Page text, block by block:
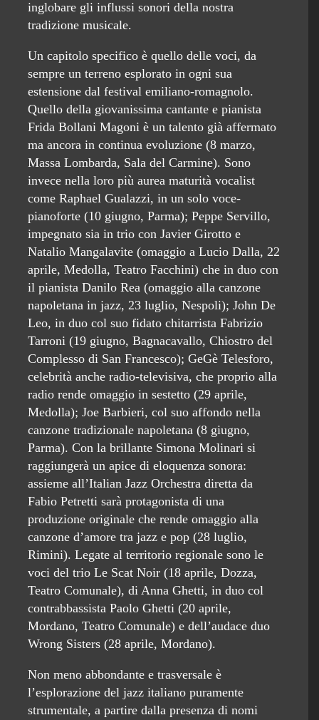
inglobare gli influssi sonori della nostra
tradizione musicale.
Un capitolo specifico è quello delle voci, da
sempre un terreno esplorato in ogni sua
estensione dal festival emiliano-romagnolo.
Quello della giovanissima cantante e pianista
Frida Bollani Magoni è un talento già affermato
ma ancora in continua evoluzione (8 marzo,
Massa Lombarda, Sala del Carmine). Sono
invece nella loro più aurea maturità vocalist
come Raphael Gualazzi, in un solo voce-
pianoforte (10 giugno, Parma); Peppe Servillo,
impegnato sia in trio con Javier Girotto e
Natalio Mangalavite (omaggio a Lucio Dalla, 22
aprile, Medolla, Teatro Facchini) che in duo con
il pianista Danilo Rea (omaggio alla canzone
napoletana in jazz, 23 luglio, Nespoli); John De
Leo, in duo col suo fidato chitarrista Fabrizio
Tarroni (19 giugno, Bagnacavallo, Chiostro del
Complesso di San Francesco); GeGè Telesforo,
celebrità anche radio-televisiva, che proprio alla
radio rende omaggio in sestetto (29 aprile,
Medolla); Joe Barbieri, col suo affondo nella
canzone tradizionale napoletana (8 giugno,
Parma). Con la brillante Simona Molinari si
raggiungerà un apice di eloquenza sonora:
assieme all’Italian Jazz Orchestra diretta da
Fabio Petretti sarà protagonista di una
produzione originale che rende omaggio alla
canzone d’amore tra jazz e pop (28 luglio,
Rimini). Legate al territorio regionale sono le
voci del trio Le Scat Noir (18 aprile, Dozza,
Teatro Comunale), di Anna Ghetti, in duo col
contrabbassista Paolo Ghetti (20 aprile,
Mordano, Teatro Comunale) e dell’audace duo
Wrong Sisters (28 aprile, Mordano).
Non meno abbondante e trasversale è
l’esplorazione del jazz italiano puramente
strumentale, a partire dalla presenza di nomi